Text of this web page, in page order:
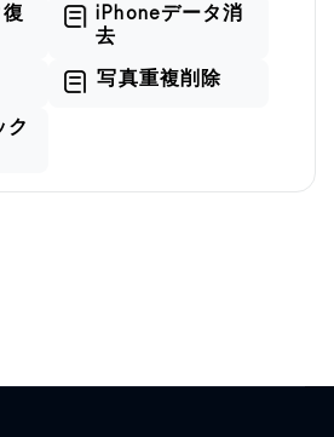
iPhoneデータ消
去
写真重複削除
ク